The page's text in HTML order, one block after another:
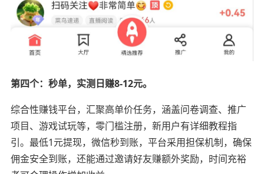
第四个：秒单，实测日赚8-12元。
综合性赚钱平台，汇聚高单价任务，涵盖问卷调查、推广
项目、游戏试玩等，零门槛注册，新用户有详细教程指
引。最低1元提现，微信秒到账，平台采用担保机制，确保
佣金安全到账，还能通过邀请好友赚额外奖励，时间充裕